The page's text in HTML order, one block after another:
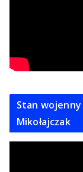
Stan wojenny
Mikołajczak